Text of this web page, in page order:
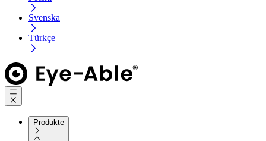
Svenska
Türkçe
Produkte